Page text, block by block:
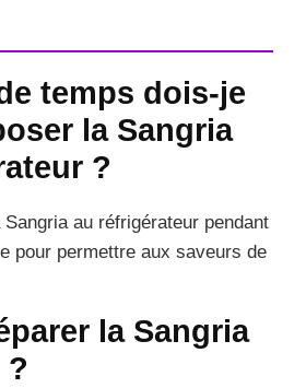
temps dois-je
la Sangria
?
au réfrigérateur pendant
pour permettre aux saveurs de
la Sangria
?